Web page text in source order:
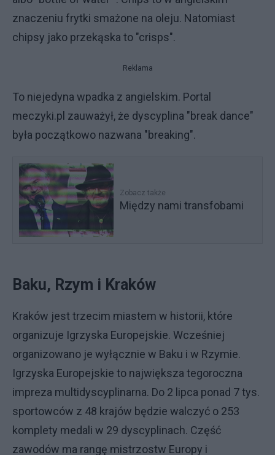
znaczeniu frytki smażone na oleju. Natomiast
chipsy jako przekąska to "crisps".
Reklama
To niejedyna wpadka z angielskim. Portal
meczyki.pl zauważył, że dyscyplina "break dance"
była początkowo nazwana "breaking".
Zobacz także
Między nami transfobami
Baku, Rzym i Kraków
Kraków jest trzecim miastem w historii, które
organizuje Igrzyska Europejskie. Wcześniej
organizowano je wyłącznie w Baku i w Rzymie.
Igrzyska Europejskie to największa tegoroczna
impreza multidyscyplinarna. Do 2 lipca ponad 7 tys.
sportowców z 48 krajów będzie walczyć o 253
komplety medali w 29 dyscyplinach. Część
zawodów ma rangę mistrzostw Europy i